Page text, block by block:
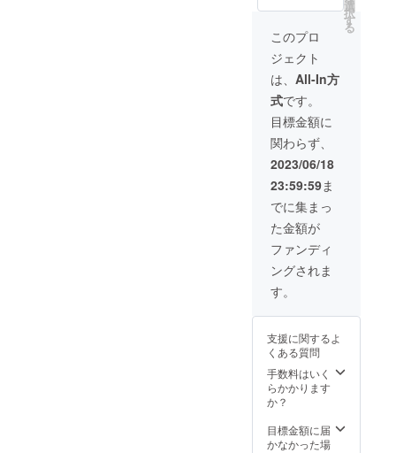
行なっ
ており
ません
※店舗
名、公
序良俗
に反す
るワー
ド等はN
Gとさせ
て頂き
ます ・
加藤茶
＆高木
ブーの
サイン
入り８
月期デ
フォー
ム提
供 1枚
・８月
期デザ
インユ
ム提
供 2枚
りま
す
※支援
時、必
ず備考
欄に掲
載を希
望され
るお名
前
（ニッ
クネー
ム）を
ご記入
くださ
い ※
本プロ
ジェク
業名の
募集は
行なっ
ており
ません
※店舗
に反す
るワー
す ※
対戦中
の撮影
（動画
含む）
は、ご
遠慮く
ださい
・加藤
茶＆高
木ブー
との記
念撮影
※個人
観賞目
的以外
の使用
は、固
ます ・
ユニ
フォー
ム掲出
位置Sラ
ンクへ
出 （8
月公開
ります
画
像をご
参考く
ださい
（黄色
い網が
け部
分）
※8月中
内 3〜4
動画の
公開と
動画内
でのお
名前の
掲出を
保証し
ます
定は特
いませ
ん。動
画は弊
社
YouTub
カイブ
されま
選
択
す
る
このプロ
ジェクト
は、 All-In方
式です。
目標金額に
関わらず、
2023/06/18
23:59:59ま
でに集まっ
た金額が
ファンディ
ングされま
す。
支援に関するよ
くある質問
手数料はいく
らかかります
か？
目標金額に届
かなかった場